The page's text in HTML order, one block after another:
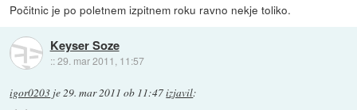
Počitnic je po poletnem izpitnem roku ravno nekje toliko.
Keyser Soze
::29. mar 2011, 11:57
igor0203 je29. mar 2011 ob 11:47izjavil: